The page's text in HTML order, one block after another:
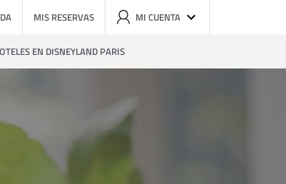
MIS RESERVAS MI CUENTA
EN DISNEYLAND PARIS